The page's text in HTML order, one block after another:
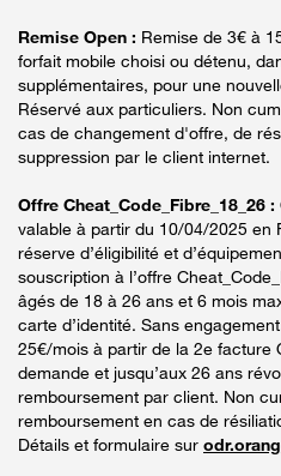
Remise Open : Remise de 3€ à
forfait mobile choisi ou détenu,
supplémentaires, pour une
Réservé aux particuliers. Non
cas de changement d'offre, de
suppression par le client internet.
Offre Cheat_Code_Fibre_18_26 :
valable à partir du 10/04/2025 en
réserve d’éligibilité et
souscription à l’offre
âgés de 18 à 26 ans et 6 mois
carte d’identité. Sans
25€/mois à partir de la 2e facture
demande et jusqu’aux 26 ans
remboursement par client. Non
remboursement en cas de
Détails et formulaire sur